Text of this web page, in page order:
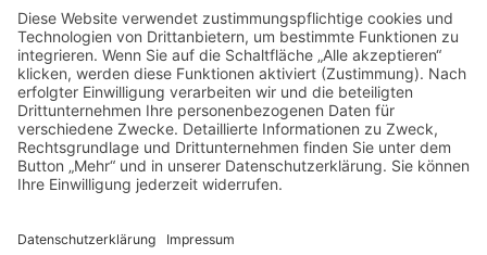
Cookie-Einstellungen
Kontakt
Login